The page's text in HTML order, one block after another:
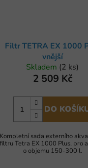
Filtr TETRA EX 1000
vnější
Skladem (2 ks)
2 509 Kč
DO
Kompletní sada externího
filtru Tetra EX 1000 Plus, pro
o objemu 150-300 l.